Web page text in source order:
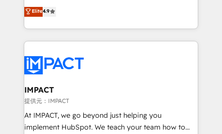
team of 100+ experts is ready for you! Driving digital
growth | www.brightdigital.com
Simple pay-as-you-go plans that accelerate value...
1️⃣ Set Up | Onboarding New or Check-fixing existing
HubSpot portals 2️⃣ Scale Up | 100% HubSpot Task
Execution... Global 24/7 ... All Experts 3️⃣ Integrate |
Slash months from your API Integration project... ⬅️
Click "Contact Business" ⬅️ to access 150+ Kickstart
Integration templates that put HubSpot in the center
of your tech stack, syncing... 🛍️ Shopify or
WooCommerce 💲 Stripe or Paypal 💰 Sage or
Netsuite 🤖 Google or Microsoft ✍️ DocuSign or
Elite4.9
IMPACT
提供元：IMPACT
At IMPACT, we go beyond just helping you
implement HubSpot. We teach your team how to